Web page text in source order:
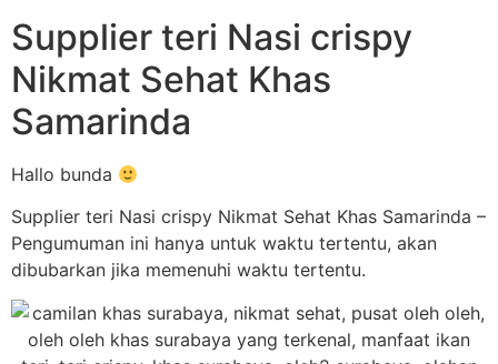
Supplier teri Nasi crispy
Nikmat Sehat Khas
Samarinda
Hallo bunda
Supplier teri Nasi crispy Nikmat Sehat Khas Samarinda –
Pengumuman ini hanya untuk waktu tertentu, akan
dibubarkan jika memenuhi waktu tertentu.